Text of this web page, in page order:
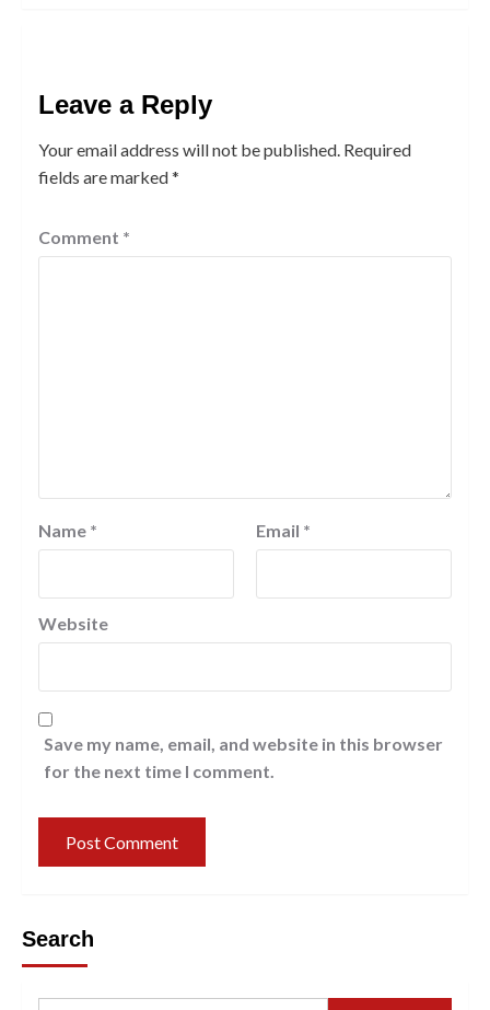
Leave a Reply
Your email address will not be published. Required
fields are marked*
Comment *
Name * Email *
Website
Save my name, email, and website in this browser
for the next time I comment.
Search